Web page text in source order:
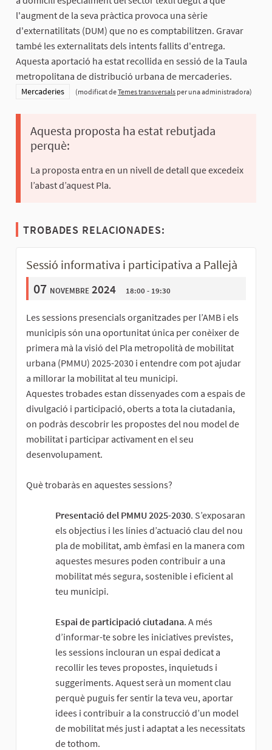
l'augment de la seva pràctica provoca una sèrie
d'externatilitats (DUM) que no es comptabilitzen. Gravar
també les externalitats dels intents fallits d'entrega.
Aquesta aportació ha estat recollida en sessió de la Taula
metropolitana de distribució urbana de mercaderies.
Resultats al filtrar per la categoria: Mercaderies
Mercaderies (modificat deTemes transversals per una administradora)
Aquesta proposta ha estat rebutjada
perquè:
La proposta entra en un nivell de detall que excedeix
l’abast d’aquest Pla.
TROBADES RELACIONADES:
Sessió informativa i participativa a Pallejà
07 novembre 2024 18:00 - 19:30
Les sessions presencials organitzades per l’AMB i els
municipis són una oportunitat única per conèixer de
primera mà la visió del Pla metropolità de mobilitat
urbana (PMMU) 2025-2030 i entendre com pot ajudar
a millorar la mobilitat al teu municipi.
Aquestes trobades estan dissenyades com a espais de
divulgació i participació, oberts a tota la ciutadania,
on podràs descobrir les propostes del nou model de
mobilitat i participar activament en el seu
desenvolupament.
Què trobaràs en aquestes sessions?
Presentació del PMMU 2025-2030. S’exposaran
els objectius i les línies d’actuació clau del nou
pla de mobilitat, amb èmfasi en la manera com
aquestes mesures poden contribuir a una
mobilitat més segura, sostenible i eficient al
teu municipi.
Espai de participació ciutadana. A més
d’informar-te sobre les iniciatives previstes,
les sessions inclouran un espai dedicat a
recollir les teves propostes, inquietuds i
suggeriments. Aquest serà un moment clau
perquè puguis fer sentir la teva veu, aportar
idees i contribuir a la construcció d’un model
de mobilitat més just i adaptat a les necessitats
de tothom.